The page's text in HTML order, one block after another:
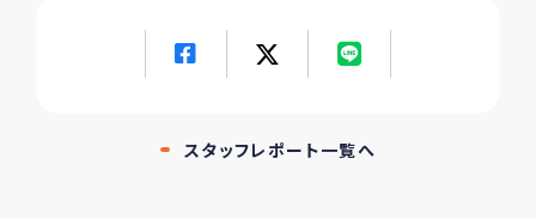
スタッフレポート一覧へ